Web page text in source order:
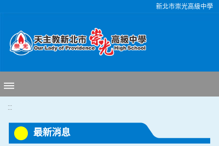
新北市崇光高級中學
:::
最新消息